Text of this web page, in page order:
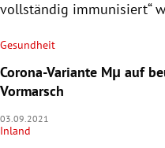
vollständig immunisiert“
Gesundheit
Corona-Variante Mμ auf
Vormarsch
03.09.2021
Inland